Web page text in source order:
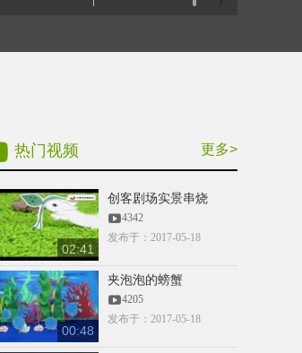
3711
18958051726
00:00
51
18958051726
3668.5
更多>
热门视频
02:41
创客剧场实景串烧
4342
发布于：2017-05-18
00:48
夹泡泡的螃蟹
4205
发布于：2017-05-18